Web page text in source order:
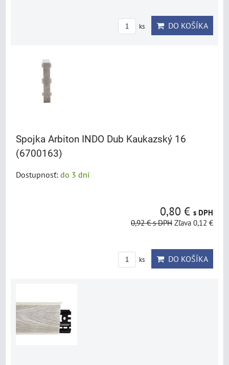
ks DO KOŠÍKA
Spojka Arbiton INDO Dub Kaukazský 16
(6700163)
Dostupnosť: do 3 dní
0,80 € s DPH
0,92 €s DPH Zľava 0,12 €
ks DO KOŠÍKA